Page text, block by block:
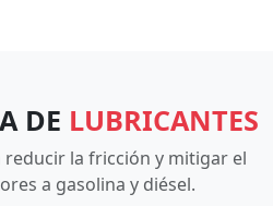
DE LUBRICANTES
reducir la fricción y mitigar el
a gasolina y diésel.